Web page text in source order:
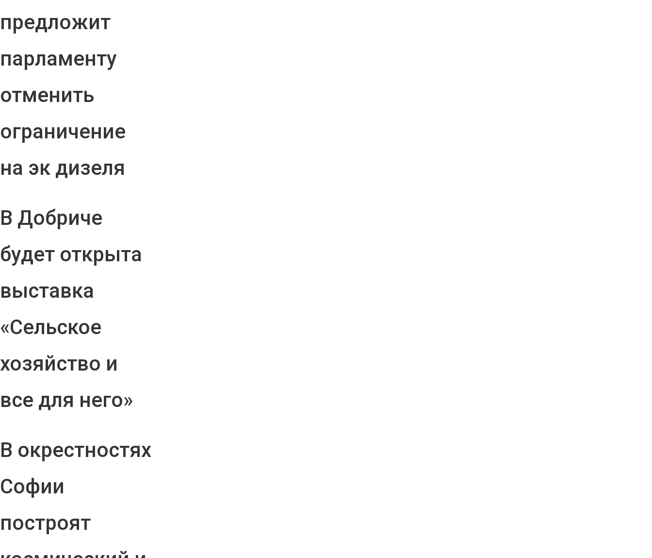
предложит
парламенту
отменить
ограничение
на эк дизеля
В Добриче
будет открыта
выставка
«Сельское
хозяйство и
все для него»
В окрестностях
Софии
построят